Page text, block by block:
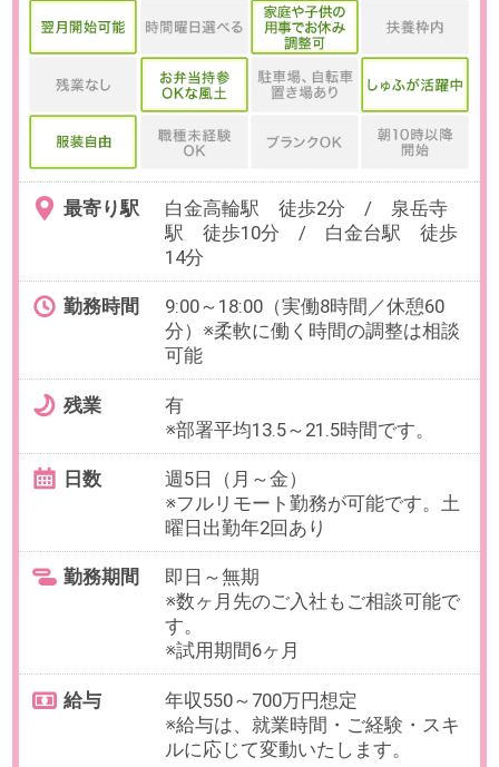
～】RA／採用コンサル＠リモー
ト特化人材事業
白金高輪駅 徒歩2分 / 泉岳寺
駅 徒歩10分 / 白金台駅 徒歩
勤務時間
9:00～18:00（実働8時間／休憩60
分）
日数 週5日（月～金）
※業務状況に応じて週3日程度のリ
モート勤務が可能です。最初は週1
日リモート、成果に応じてリモー
ト頻度拡大
即日～無期
※数ヶ月先のご入社もご相談可能で
※試用期間6ヶ月
年収700～900万円想定
※給与は、就業時間・ご経験・スキ
ルに応じて変動いたします。
【給与形態】月給制
分は別途支給
【交通費／月】支給※上限50,000円
【賞与】年2回（6月、12月）
【昇給】年2回